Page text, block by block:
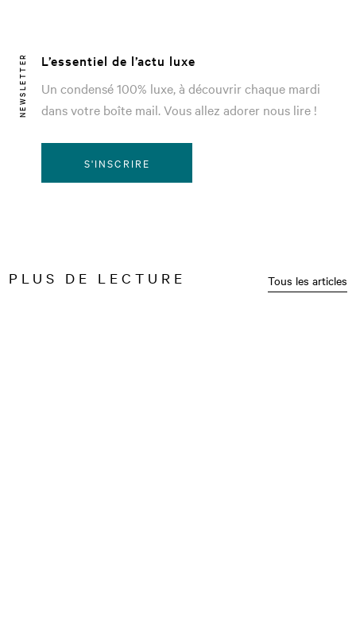
NEWSLETTER
L’essentiel de l’actu luxe
Un condensé 100% luxe, à découvrir chaque mardi
dans votre boîte mail. Vous allez adorer nous lire !
S'INSCRIRE
PLUS DE LECTURE Tous les articles